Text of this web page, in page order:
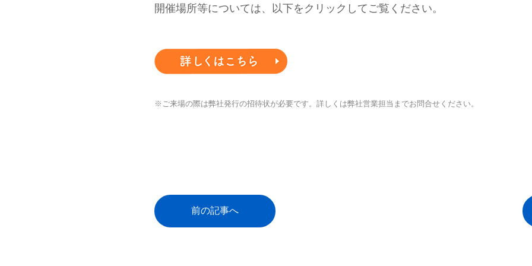
開催場所等については、以下をクリックしてご覧ください。
※ご来場の際は弊社発行の招待状が必要です。詳しくは弊社営業担当までお問合せください。
前の記事へ